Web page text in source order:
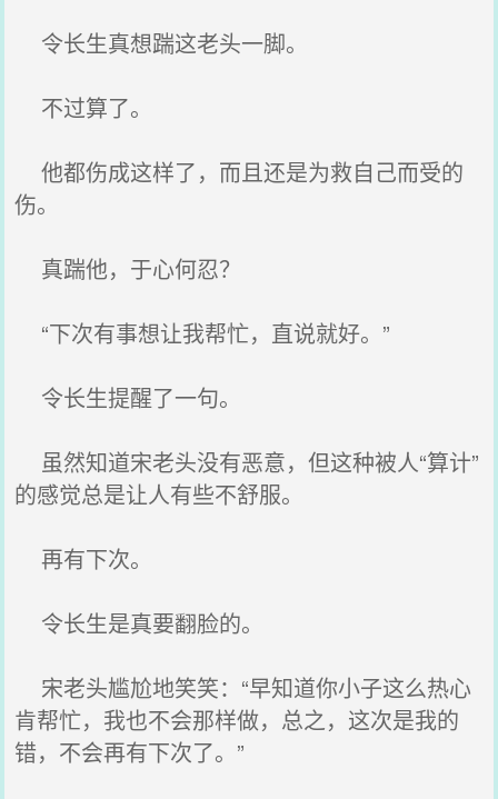
令长生真想踹这老头一脚。
不过算了。
他都伤成这样了，而且还是为救自己而受的
伤。
真踹他，于心何忍？
“下次有事想让我帮忙，直说就好。”
令长生提醒了一句。
虽然知道宋老头没有恶意，但这种被人“算计”
的感觉总是让人有些不舒服。
再有下次。
令长生是真要翻脸的。
宋老头尴尬地笑笑：“早知道你小子这么热心
肯帮忙，我也不会那样做，总之，这次是我的
错，不会再有下次了。”